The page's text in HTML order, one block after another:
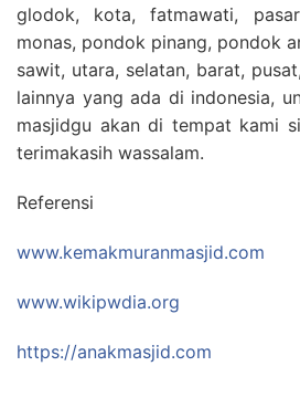
glodok, kota, fatmawati,
monas, pondok pinang, pondok
sawit, utara, selatan, barat,
lainnya yang ada di indonesia,
masjidgu akan di tempat kami
terimakasih wassalam.
Referensi
www.kemakmuranmasjid.com
www.wikipwdia.org
https://anakmasjid.com